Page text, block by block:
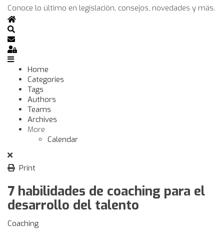
Conoce lo último en legislación, consejos, novedades y más.
Home
Search
Subscribe to blog
Sign In
Home
Categories
Tags
Authors
Teams
Archives
More
Calendar
Print
7 habilidades de coaching para el
desarrollo del talento
Coaching